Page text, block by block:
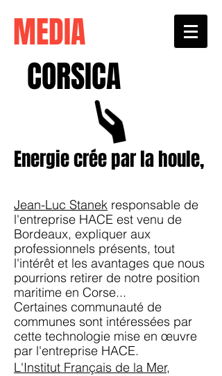
MEDIA
CORSICA
Energie crée par la houle,
Jean-Luc Stanek responsable de
l'entreprise HACE est venu de
Bordeaux, expliquer aux
professionnels présents, tout
l'intérêt et les avantages que nous
pourrions retirer de notre position
maritime en Corse...
Certaines communauté de
communes sont intéressées par
cette technologie mise en œuvre
par l'entreprise HACE.
L'Institut Français de la Mer,